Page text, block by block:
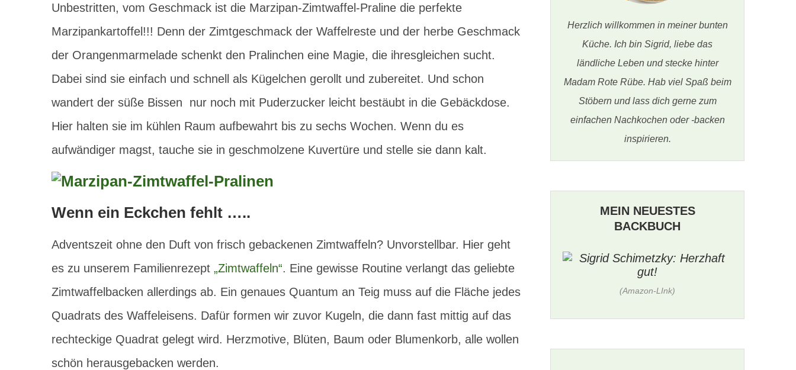
Unbestritten, vom Geschmack ist die Marzipan-Zimtwaffel-Praline die perfekte
Marzipankartoffel!!! Denn der Zimtgeschmack der Waffelreste und der herbe Geschmack
der Orangenmarmelade schenkt den Pralinchen eine Magie, die ihresgleichen sucht.
Dabei sind sie einfach und schnell als Kügelchen gerollt und zubereitet. Und schon
wandert der süße Bissen nur noch mit Puderzucker leicht bestäubt in die Gebäckdose.
Hier halten sie im kühlen Raum aufbewahrt bis zu sechs Wochen. Wenn du es
aufwändiger magst, tauche sie in geschmolzene Kuvertüre und stelle sie dann kalt.
Wenn ein Eckchen fehlt …..
Adventszeit ohne den Duft von frisch gebackenen Zimtwaffeln? Unvorstellbar. Hier geht
es zu unserem Familienrezept „Zimtwaffeln“. Eine gewisse Routine verlangt das geliebte
Zimtwaffelbacken allerdings ab. Ein genaues Quantum an Teig muss auf die Fläche jedes
Quadrats des Waffeleisens. Dafür formen wir zuvor Kugeln, die dann fast mittig auf das
rechteckige Quadrat gelegt wird. Herzmotive, Blüten, Baum oder Blumenkorb, alle wollen
schön herausgebacken werden.
Herzlich willkommen in meiner bunten
Küche. Ich bin Sigrid, liebe das
ländliche Leben und stecke hinter
Madam Rote Rübe. Hab viel Spaß beim
Stöbern und lass dich gerne zum
einfachen Nachkochen oder -backen
inspirieren.
MEIN NEUESTES
BACKBUCH
(Amazon-LInk)